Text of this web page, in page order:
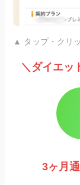
▲ タップ・クリ
＼ダイエッ
3ヶ月